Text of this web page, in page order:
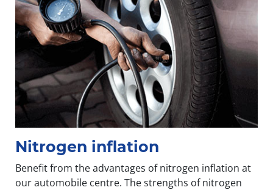
Nitrogen inflation
Benefit from the advantages of nitrogen inflation at
our automobile centre. The strengths of nitrogen